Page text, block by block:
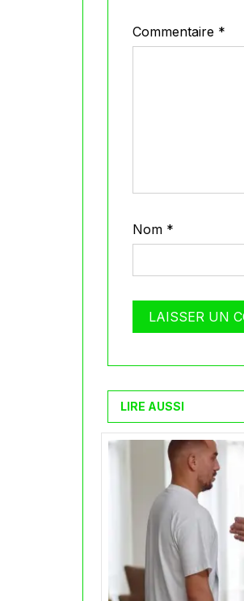
Commentaire *
Nom *
LIRE AUSSI